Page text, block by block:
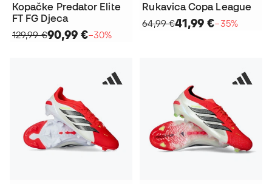
Kopačke Predator Elite
FT FG Djeca
129,99 €90,99 €−30%
Rukavica Copa League
64,99 €41,99 €−35%